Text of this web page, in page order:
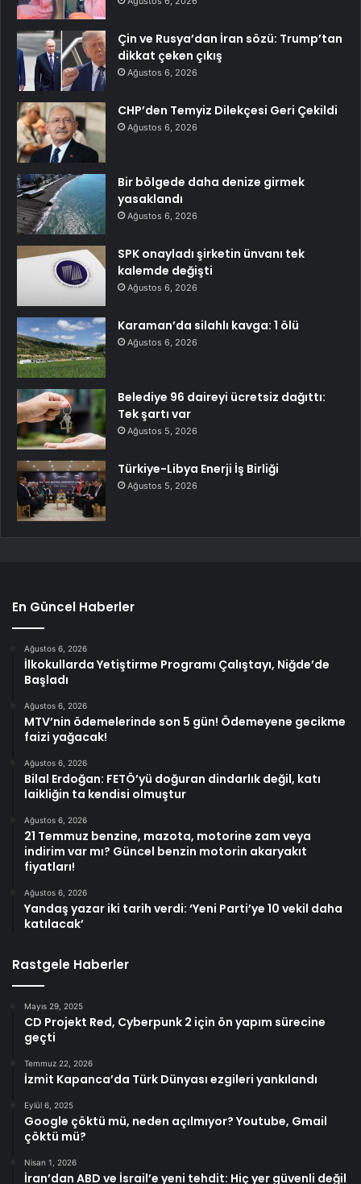
Çin ve Rusya’dan İran sözü: Trump’tan
dikkat çeken çıkış
Ağustos 6, 2026
CHP’den Temyiz Dilekçesi Geri Çekildi
Ağustos 6, 2026
Bir bölgede daha denize girmek
yasaklandı
Ağustos 6, 2026
SPK onayladı şirketin ünvanı tek
kalemde değişti
Ağustos 6, 2026
Karaman’da silahlı kavga: 1 ölü
Ağustos 6, 2026
Belediye 96 daireyi ücretsiz dağıttı:
Tek şartı var
Ağustos 5, 2026
Türkiye-Libya Enerji İş Birliği
Ağustos 5, 2026
En Güncel Haberler
Ağustos 6, 2026
İlkokullarda Yetiştirme Programı Çalıştayı, Niğde’de
Başladı
Ağustos 6, 2026
MTV’nin ödemelerinde son 5 gün! Ödemeyene gecikme
faizi yağacak!
Ağustos 6, 2026
Bilal Erdoğan: FETÖ’yü doğuran dindarlık değil, katı
laikliğin ta kendisi olmuştur
Ağustos 6, 2026
21 Temmuz benzine, mazota, motorine zam veya
indirim var mı? Güncel benzin motorin akaryakıt
fiyatları!
Ağustos 6, 2026
Yandaş yazar iki tarih verdi: ‘Yeni Parti’ye 10 vekil daha
katılacak’
Rastgele Haberler
Mayıs 29, 2025
CD Projekt Red, Cyberpunk 2 için ön yapım sürecine
geçti
Temmuz 22, 2026
İzmit Kapanca’da Türk Dünyası ezgileri yankılandı
Eylül 6, 2025
Google çöktü mü, neden açılmıyor? Youtube, Gmail
çöktü mü?
Nisan 1, 2026
İran’dan ABD ve İsrail’e yeni tehdit: Hiç yer güvenli değil